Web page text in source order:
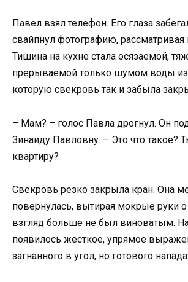
Павел взял телефон. Его глаза
свайпнул фотографию, рассматривая
Тишина на кухне стала осязаемой,
прерываемой только шумом воды
которую свекровь так и забыла
– Мам? – голос Павла дрогнул. Он
Зинаиду Павловну. – Это что такое?
квартиру?
Свекровь резко закрыла кран. Она
повернулась, вытирая мокрые руки о
взгляд больше не был виноватым.
появилось жесткое, упрямое
загнанного в угол, но готового